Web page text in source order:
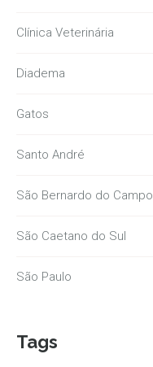
Clínica Veterinária
Diadema
Gatos
Santo André
São Bernardo do Campo
São Caetano do Sul
São Paulo
Tags